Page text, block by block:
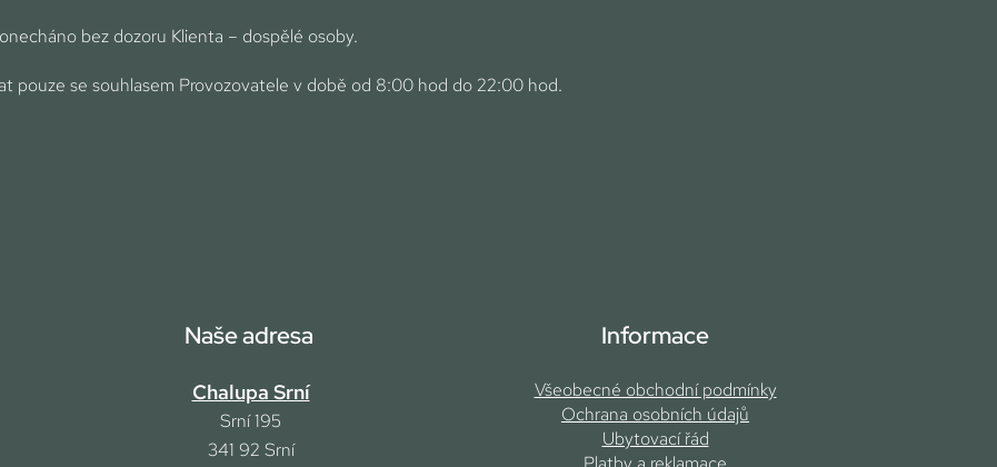
bez dozoru Klienta – dospělé osoby.
pouze se souhlasem Provozovatele v době od 8:00 hod do 22:00 hod.
Naše adresa
Chalupa Srní
Srní 195
341 92 Srní
Informace
Všeobecné obchodní podmínky
Ochrana osobních údajů
Ubytovací řád